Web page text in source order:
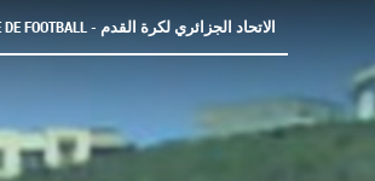
FÉDÉRATION ALGÉRIENNE DE FOOTBALL - الاتحاد الجزائري لكرة القدم